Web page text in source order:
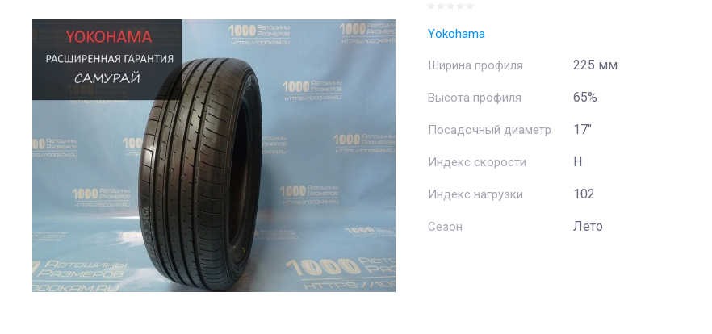
Yokohama
Ширина профиля 225 мм
Высота профиля 65%
Посадочный диаметр 17"
Индекс скорости H
Индекс нагрузки 102
Сезон Лето